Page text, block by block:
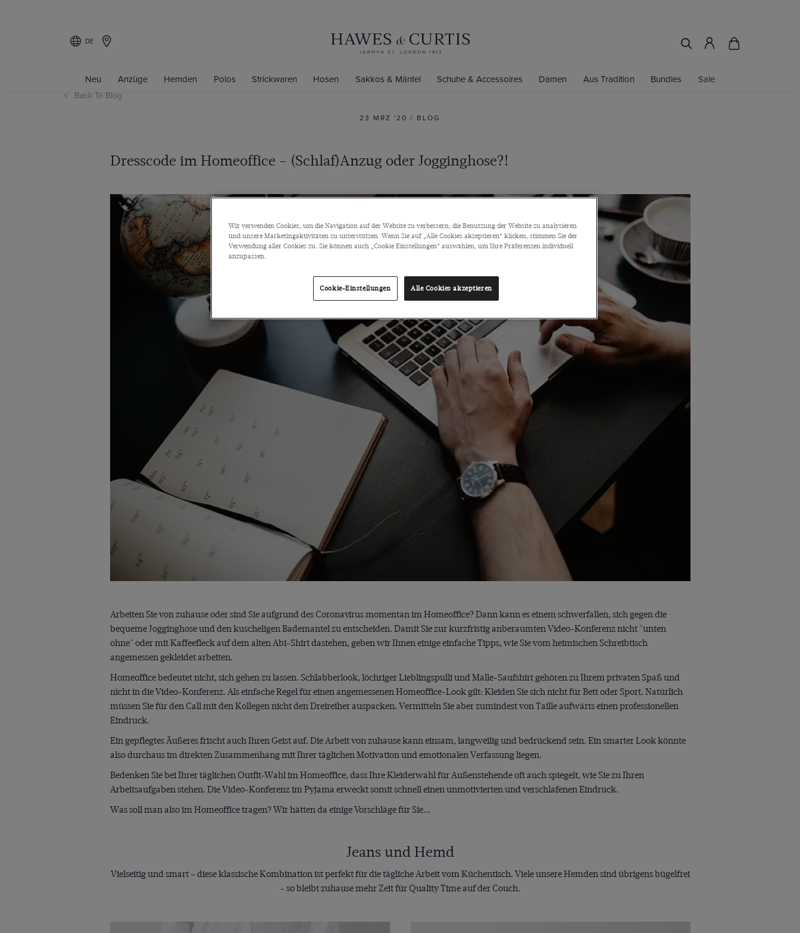
DE
Neu Anzüge Hemden Polos Strickwaren Hosen Sakkos & Mäntel Schuhe & Accessoires Damen Aus Tradition Bundles Sale
Back To Blog
23 MRZ '20 / BLOG
Dresscode im Homeoffice – (Schlaf)Anzug oder Jogginghose?!
Arbeiten Sie von zuhause oder sind Sie aufgrund des Coronavirus momentan im Homeoffice? Dann kann es einem schwerfallen, sich gegen die
bequeme Jogginghose und den kuscheligen Bademantel zu entscheiden. Damit Sie zur kurzfristig anberaumten Video-Konferenz nicht "unten
ohne" oder mit Kaffeefleck auf dem alten Abi-Shirt dastehen, geben wir Ihnen einige einfache Tipps, wie Sie vom heimischen Schreibtisch
angemessen gekleidet arbeiten.
Homeoffice bedeutet nicht, sich gehen zu lassen. Schlabberlook, löchriger Lieblingspulli und Malle-Saufshirt gehören zu Ihrem privaten Spaß und
nicht in die Video-Konferenz. Als einfache Regel für einen angemessenen Homeoffice-Look gilt: Kleiden Sie sich nicht für Bett oder Sport. Natürlich
müssen Sie für den Call mit den Kollegen nicht den Dreireiher auspacken. Vermitteln Sie aber zumindest von Taille aufwärts einen professionellen
Eindruck.
Ein gepflegtes Äußeres frischt auch Ihren Geist auf. Die Arbeit von zuhause kann einsam, langweilig und bedrückend sein. Ein smarter Look könnte
also durchaus im direkten Zusammenhang mit Ihrer täglichen Motivation und emotionalen Verfassung liegen.
Bedenken Sie bei Ihrer täglichen Outfit-Wahl im Homeoffice, dass Ihre Kleiderwahl für Außenstehende oft auch spiegelt, wie Sie zu Ihren
Arbeitsaufgaben stehen. Die Video-Konferenz im Pyjama erweckt somit schnell einen unmotivierten und verschlafenen Eindruck.
Was soll man also im Homeoffice tragen? Wir hätten da einige Vorschläge für Sie...
Jeans und Hemd
Vielseitig und smart – diese klassische Kombination ist perfekt für die tägliche Arbeit vom Küchentisch. Viele unsere Hemden sind übrigens bügelfrei
- so bleibt zuhause mehr Zeit für Quality Time auf der Couch.
Wir verwenden Cookies, um die Navigation auf der Website zu verbessern, die Benutzung der Website zu analysieren
und unsere Marketingaktivitäten zu unterstützen. Wenn Sie auf „Alle Cookies akzeptieren“ klicken, stimmen Sie der
Verwendung aller Cookies zu. Sie können auch „Cookie Einstellungen“ auswählen, um Ihre Präferenzen individuell
anzupassen.
Cookie-Einstellungen Alle Cookies akzeptieren